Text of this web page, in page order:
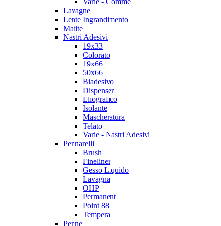
Varie - Gomme
Lavagne
Lente Ingrandimento
Matite
Nastri Adesivi
19x33
Colorato
19x66
50x66
Biadesivo
Dispenser
Eliografico
Isolante
Mascheratura
Telato
Varie - Nastri Adesivi
Pennarelli
Brush
Fineliner
Gesso Liquido
Lavagna
OHP
Permanent
Point 88
Tempera
Penne